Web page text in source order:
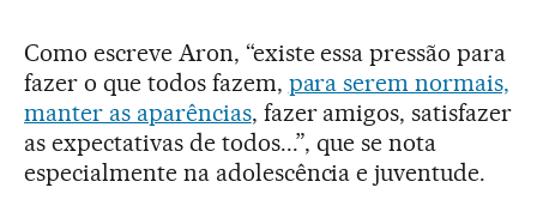
Como escreve Aron, “existe essa pressão para
fazer o que todos fazem, para serem normais,
manter as aparências, fazer amigos, satisfazer
as expectativas de todos...”, que se nota
especialmente na adolescência e juventude.